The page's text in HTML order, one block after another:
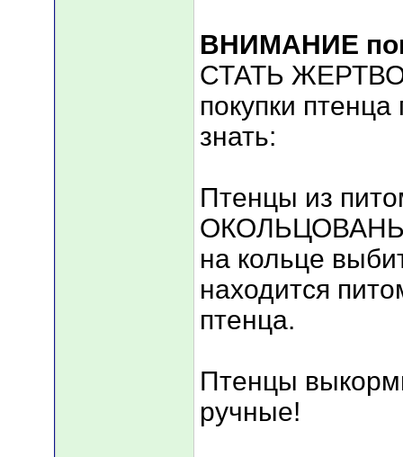
ВНИМАНИЕ
СТАТЬ
покупки
знать:
Птенцы из
ОКОЛЬЦОВАНЫ
на кольце
находится
птенца.
Птенцы
ручные!